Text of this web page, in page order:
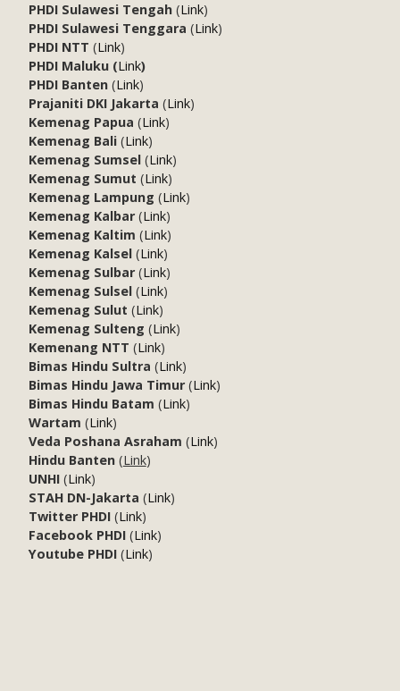
PHDI Sulawesi Tengah (Link)
PHDI Sulawesi Tenggara (Link)
PHDI NTT (Link)
PHDI Maluku (Link)
PHDI Banten (Link)
Prajaniti DKI Jakarta (Link)
Kemenag Papua (Link)
Kemenag Bali (Link)
Kemenag Sumsel (Link)
Kemenag Sumut (Link)
Kemenag Lampung (Link)
Kemenag Kalbar (Link)
Kemenag Kaltim (Link)
Kemenag Kalsel (Link)
Kemenag Sulbar (Link)
Kemenag Sulsel (Link)
Kemenag Sulut (Link)
Kemenag Sulteng (Link)
Kemenang NTT (Link)
Bimas Hindu Sultra (Link)
Bimas Hindu Jawa Timur (Link)
Bimas Hindu Batam (Link)
Wartam (Link)
Veda Poshana Asraham (Link)
Hindu Banten(Link)
UNHI (Link)
STAH DN-Jakarta (Link)
Twitter PHDI (Link)
Facebook PHDI (Link)
Youtube PHDI (Link)